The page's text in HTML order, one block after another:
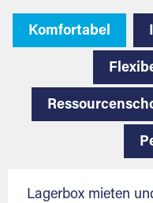
Komfortabel
Lagerbox mieten